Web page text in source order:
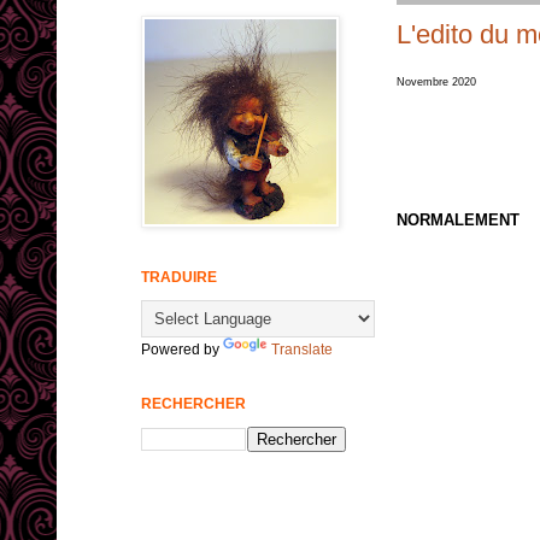
L'edito du
Novembre 2020
NORMALEMENT
TRADUIRE
Powered by Translate
RECHERCHER